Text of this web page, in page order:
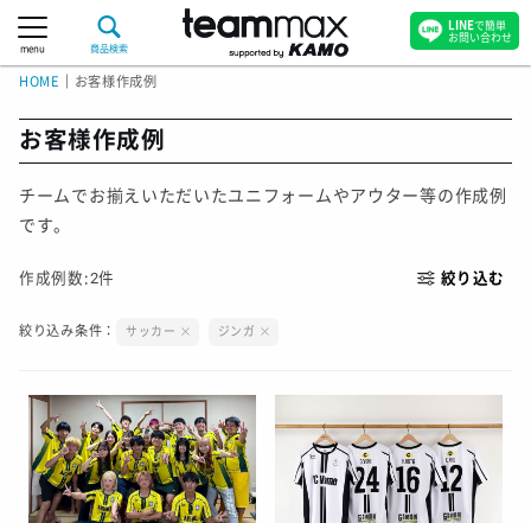
menu 商品検索
HOME お客様作成例
お客様作成例
チームでお揃えいただいたユニフォームやアウター等の作成例
です。
作成例数:2件 絞り込む
絞り込み条件： サッカー ジンガ
LINEで簡単
お問い合わせ